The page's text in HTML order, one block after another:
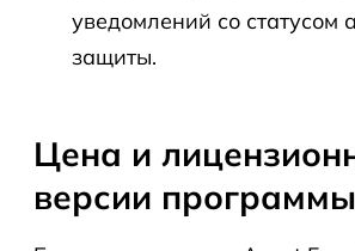
уведомлений со статусом
защиты.
Цена и
версии программы